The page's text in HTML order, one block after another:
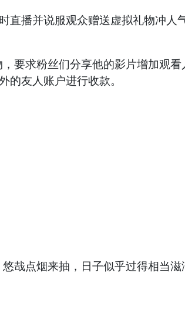
直播并说服观众赠送虚拟礼物冲
要求粉丝们分享他的影片增加观
的友人账户进行收款。
哉点烟来抽，日子似乎过得相当